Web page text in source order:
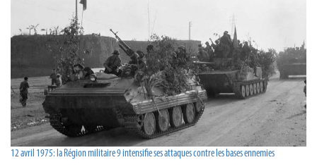
12 avril 1975: la Région militaire 9 intensifie ses attaques contre les bases ennemies